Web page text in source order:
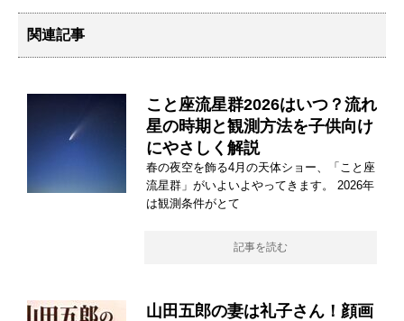
関連記事
こと座流星群2026はいつ？流れ
星の時期と観測方法を子供向け
にやさしく解説
春の夜空を飾る4月の天体ショー、「こと座
流星群」がいよいよやってきます。 2026年
は観測条件がとて
記事を読む
山田五郎の妻は礼子さん！顔画